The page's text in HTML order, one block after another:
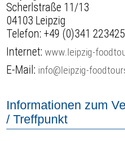
Scherlstraße 11/13
04103 Leipzig
Telefon: +49 (0)341
Internet:www.leipzig-
E-Mail: info@leipzig-
Informationen zum
/ Treffpunkt